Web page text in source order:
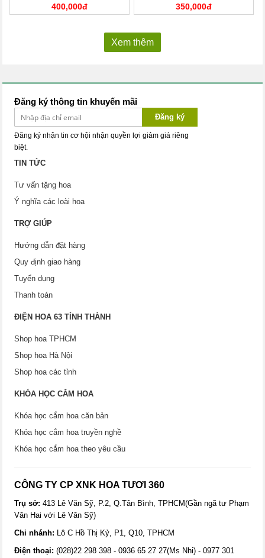
400,000đ 350,000đ
Xem thêm
Đăng ký thông tin khuyến mãi
Đăng ký
Đăng ký nhận tin cơ hội nhận quyền lợi giảm giá riêng
biệt.
TIN TỨC
Tư vấn tặng hoa
Ý nghĩa các loài hoa
TRỢ GIÚP
Hướng dẫn đặt hàng
Quy định giao hàng
Tuyển dụng
Thanh toán
ĐIỆN HOA 63 TỈNH THÀNH
Shop hoa TPHCM
Shop hoa Hà Nội
Shop hoa các tỉnh
KHÓA HỌC CẮM HOA
Khóa học cắm hoa căn bản
Khóa học cắm hoa truyền nghề
Khóa học cắm hoa theo yêu cầu
CÔNG TY CP XNK HOA TƯƠI 360
Trụ sở:413 Lê Văn Sỹ, P.2, Q.Tân Bình, TPHCM(Gần ngã tư Phạm
Văn Hai với Lê Văn Sỹ)
Chi nhánh: Lô C Hồ Thị Kỷ, P1, Q10, TPHCM
Điện thoại: (028)22 298 398 - 0936 65 27 27(Ms Nhi) - 0977 301